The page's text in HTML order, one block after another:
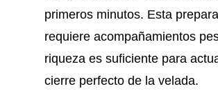
primeros minutos. Esta
requiere acompañamientos
riqueza es suficiente para
cierre perfecto de la velada.